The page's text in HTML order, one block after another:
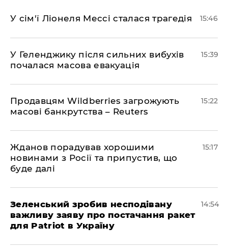
У сім'ї Ліонеля Мессі сталася трагедія 15:46
У Геленджику після сильних вибухів
почалася масова евакуація
15:39
Продавцям Wildberries загрожують
масові банкрутства – Reuters
15:22
Жданов порадував хорошими
новинами з Росії та припустив, що
буде далі
15:17
Зеленський зробив несподівану
важливу заяву про постачання ракет
для Patriot в Україну
14:54